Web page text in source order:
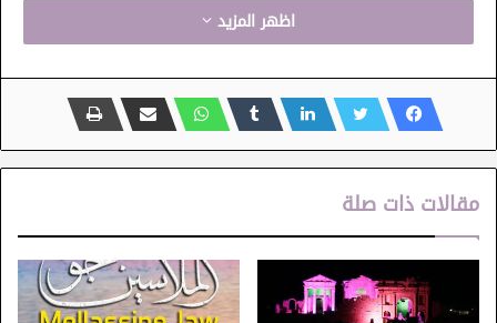
مهرجان أوذنة الدّولي
اظهر المزيد
مقالات ذات صلة